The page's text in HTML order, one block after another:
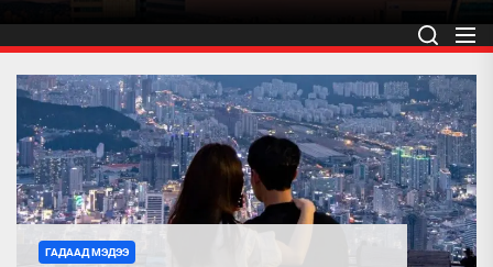
ГАДААД МЭДЭЭ